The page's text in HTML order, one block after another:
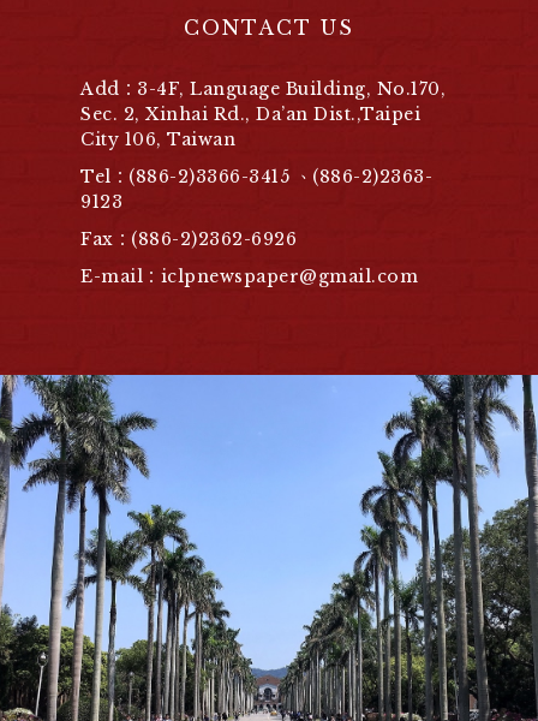
CONTACT US
Add：3-4F, Language Building, No.170,
Sec. 2, Xinhai Rd., Da’an Dist.,Taipei
City 106, Taiwan
Tel：(886-2)3366-3415 、(886-2)2363-
9123
Fax：(886-2)2362-6926
E-mail：iclpnewspaper@gmail.com